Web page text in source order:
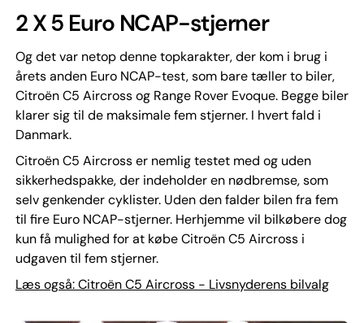
2 X 5 Euro NCAP-stjerner
Og det var netop denne topkarakter, der kom i brug i
årets anden Euro NCAP-test, som bare tæller to biler,
Citroën C5 Aircross og Range Rover Evoque. Begge biler
klarer sig til de maksimale fem stjerner. I hvert fald i
Danmark.
Citroën C5 Aircross er nemlig testet med og uden
sikkerhedspakke, der indeholder en nødbremse, som
selv genkender cyklister. Uden den falder bilen fra fem
til fire Euro NCAP-stjerner. Herhjemme vil bilkøbere dog
kun få mulighed for at købe Citroën C5 Aircross i
udgaven til fem stjerner.
Læs også: Citroën C5 Aircross - Livsnyderens bilvalg